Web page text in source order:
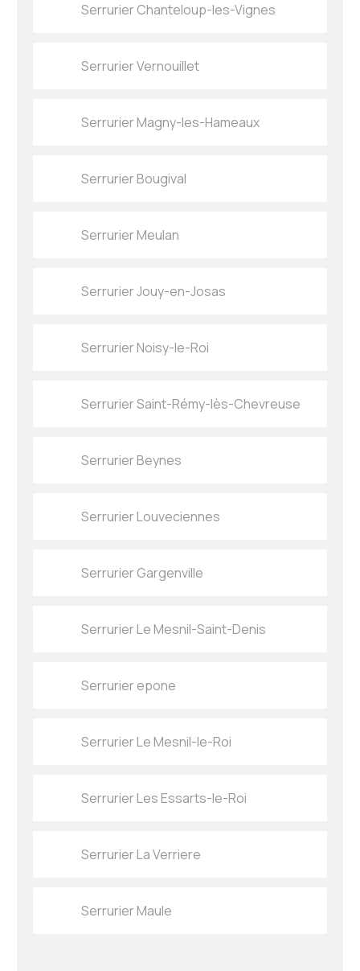
Serrurier Chanteloup-les-Vignes
Serrurier Vernouillet
Serrurier Magny-les-Hameaux
Serrurier Bougival
Serrurier Meulan
Serrurier Jouy-en-Josas
Serrurier Noisy-le-Roi
Serrurier Saint-Rémy-lès-Chevreuse
Serrurier Beynes
Serrurier Louveciennes
Serrurier Gargenville
Serrurier Le Mesnil-Saint-Denis
Serrurier epone
Serrurier Le Mesnil-le-Roi
Serrurier Les Essarts-le-Roi
Serrurier La Verriere
Serrurier Maule